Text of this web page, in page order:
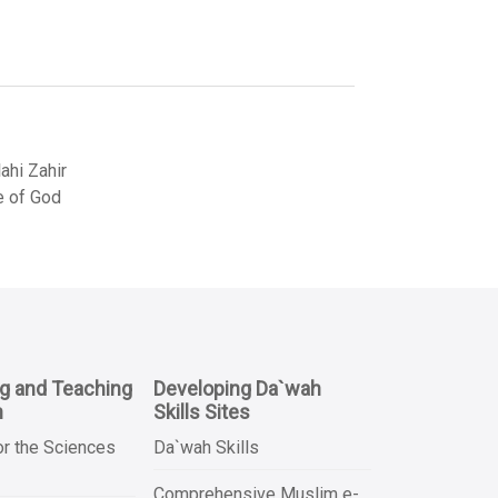
Zahir
of God
and Teaching
the Sciences
Developing Da`wah
Skills Sites
Da`wah Skills